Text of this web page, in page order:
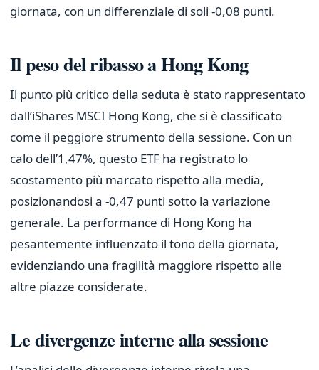
giornata, con un differenziale di soli -0,08 punti.
Il peso del ribasso a Hong Kong
Il punto più critico della seduta è stato rappresentato
dall’iShares MSCI Hong Kong, che si è classificato
come il peggiore strumento della sessione. Con un
calo dell’1,47%, questo ETF ha registrato lo
scostamento più marcato rispetto alla media,
posizionandosi a -0,47 punti sotto la variazione
generale. La performance di Hong Kong ha
pesantemente influenzato il tono della giornata,
evidenziando una fragilità maggiore rispetto alle
altre piazze considerate.
Le divergenze interne alla sessione